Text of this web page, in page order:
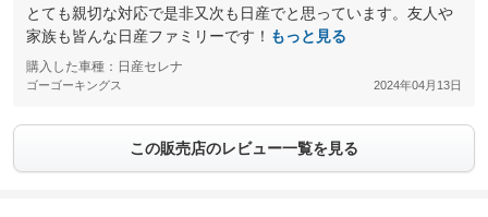
とても親切な対応で是非又次も日産でと思っています。友人や
家族も皆んな日産ファミリーです！ もっと見る
購入した車種：日産セレナ
ゴーゴーキングス 2024年04月13日
この販売店のレビュー一覧を見る